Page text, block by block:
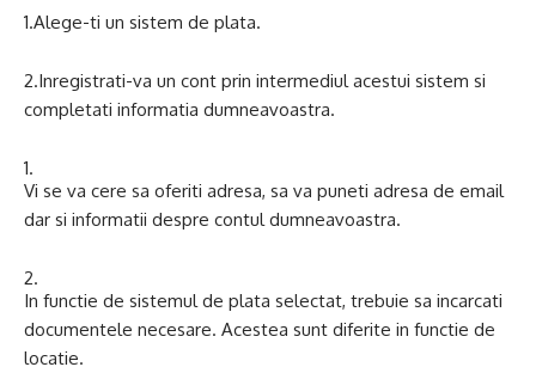
1.Alege-ti un sistem de plata.
2.Inregistrati-va un cont prin intermediul acestui sistem si
completati informatia dumneavoastra.
Vi se va cere sa oferiti adresa, sa va puneti adresa de email
dar si informatii despre contul dumneavoastra.
In functie de sistemul de plata selectat, trebuie sa incarcati
documentele necesare. Acestea sunt diferite in functie de
locatie.